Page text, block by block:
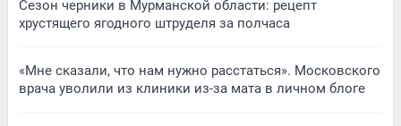
Сезон черники в Мурманской области: рецепт
хрустящего ягодного штруделя за полчаса
«Мне сказали, что нам нужно расстаться». Московского
врача уволили из клиники из-за мата в личном блоге